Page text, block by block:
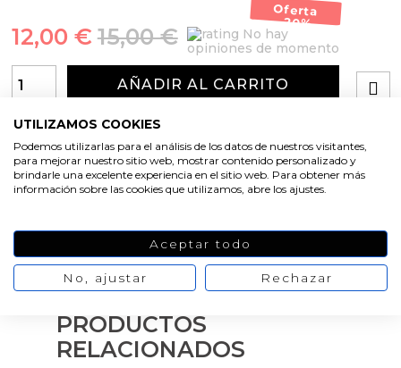
Oferta
-20%
15,00 €
12,00 €
No hay
opiniones de momento
AÑADIR AL CARRITO
PRODUCTOS
RELACIONADOS
UTILIZAMOS COOKIES
Podemos utilizarlas para el análisis de los datos de nuestros visitantes,
para mejorar nuestro sitio web, mostrar contenido personalizado y
brindarle una excelente experiencia en el sitio web. Para obtener más
información sobre las cookies que utilizamos, abre los ajustes.
Aceptar todo
No, ajustar Rechazar